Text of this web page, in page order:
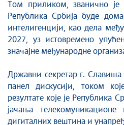
Том приликом, званично је
Република Србија буде
интелигенцији, као дела
2027, уз истовремено
значајне међународне
Државни секретар г. Славиша
панел дискусији, током
резултате које је Република
јачања телекомуникационе
дигиталних вештина и